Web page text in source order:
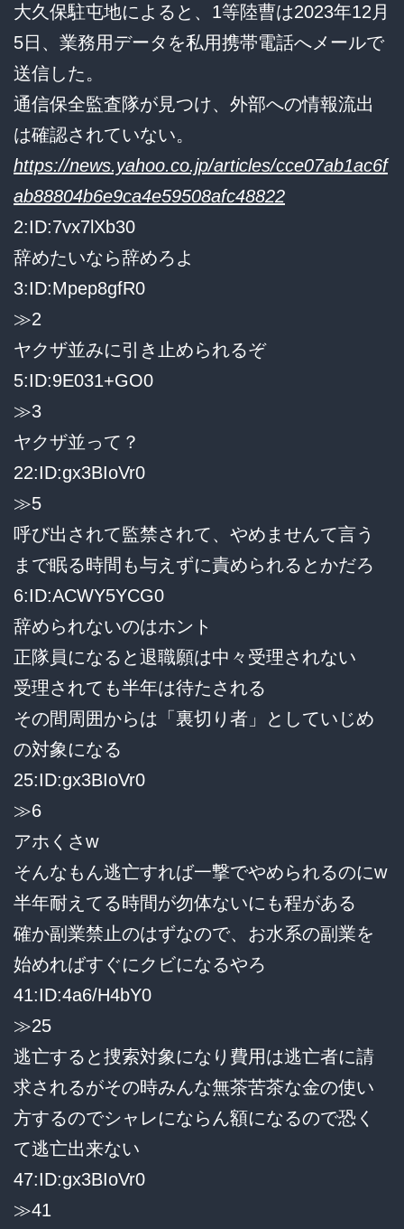
大久保駐屯地によると、1等陸曹は2023年12月
5日、業務用データを私用携帯電話へメールで
送信した。
通信保全監査隊が見つけ、外部への情報流出
は確認されていない。
https://news.yahoo.co.jp/articles/cce07ab1ac6f
ab88804b6e9ca4e59508afc48822
2:ID:7vx7lXb30
辞めたいなら辞めろよ
3:ID:Mpep8gfR0
≫2
ヤクザ並みに引き止められるぞ
5:ID:9E031+GO0
≫3
ヤクザ並って？
22:ID:gx3BIoVr0
≫5
呼び出されて監禁されて、やめませんて言う
まで眠る時間も与えずに責められるとかだろ
6:ID:ACWY5YCG0
辞められないのはホント
正隊員になると退職願は中々受理されない
受理されても半年は待たされる
その間周囲からは「裏切り者」としていじめ
の対象になる
25:ID:gx3BIoVr0
≫6
アホくさw
そんなもん逃亡すれば一撃でやめられるのにw
半年耐えてる時間が勿体ないにも程がある
確か副業禁止のはずなので、お水系の副業を
始めればすぐにクビになるやろ
41:ID:4a6/H4bY0
≫25
逃亡すると捜索対象になり費用は逃亡者に請
求されるがその時みんな無茶苦茶な金の使い
方するのでシャレにならん額になるので恐く
て逃亡出来ない
47:ID:gx3BIoVr0
≫41